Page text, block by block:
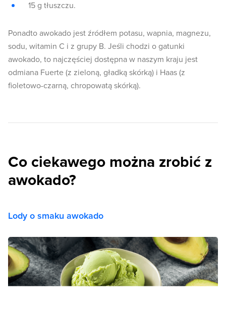
15 g tłuszczu.
Ponadto awokado jest źródłem potasu, wapnia, magnezu,
sodu, witamin C i z grupy B. Jeśli chodzi o gatunki
awokado, to najczęściej dostępna w naszym kraju jest
odmiana Fuerte (z zieloną, gładką skórką) i Haas (z
fioletowo-czarną, chropowatą skórką).
Co ciekawego można zrobić z
awokado?
Lody o smaku awokado